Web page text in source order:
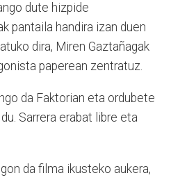
dute hizpide
pantaila handira izan duen
dira, Miren Gaztañagak
paperean zentratuz.
da Faktorian eta ordubete
Sarrera erabat libre eta
da filma ikusteko aukera,